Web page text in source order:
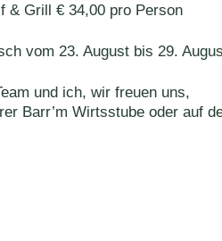
& Grill € 34,00 pro Person
vom 23. August bis 29.
und ich, wir freuen uns,
Barr’m Wirtsstube oder auf